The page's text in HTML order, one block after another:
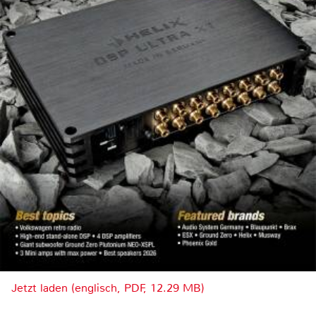
Jetzt laden (englisch, PDF, 12.29 MB)